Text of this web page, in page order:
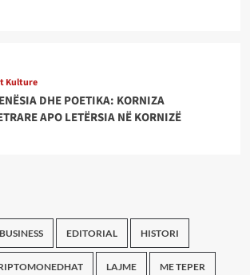
Kulture
DHE POETIKA: KORNIZA
APO LETËRSIA NË KORNIZË
BUSINESS EDITORIAL HISTORI
LAJME ME TEPER